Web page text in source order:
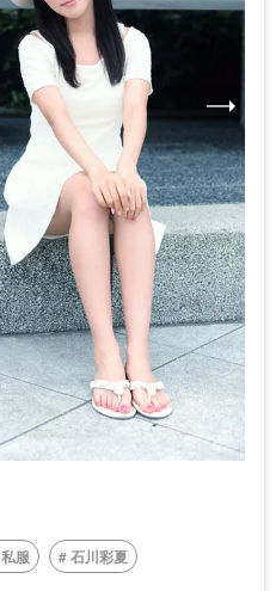
私服 石川彩夏